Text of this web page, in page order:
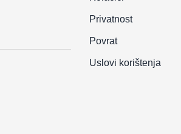
Privatnost
Povrat
Uslovi korištenja